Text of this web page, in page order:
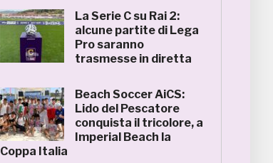
La Serie C su Rai 2:
alcune partite di Lega
Pro saranno
trasmesse in diretta
Beach Soccer AiCS:
Lido del Pescatore
conquista il tricolore, a
Imperial Beach la
Coppa Italia